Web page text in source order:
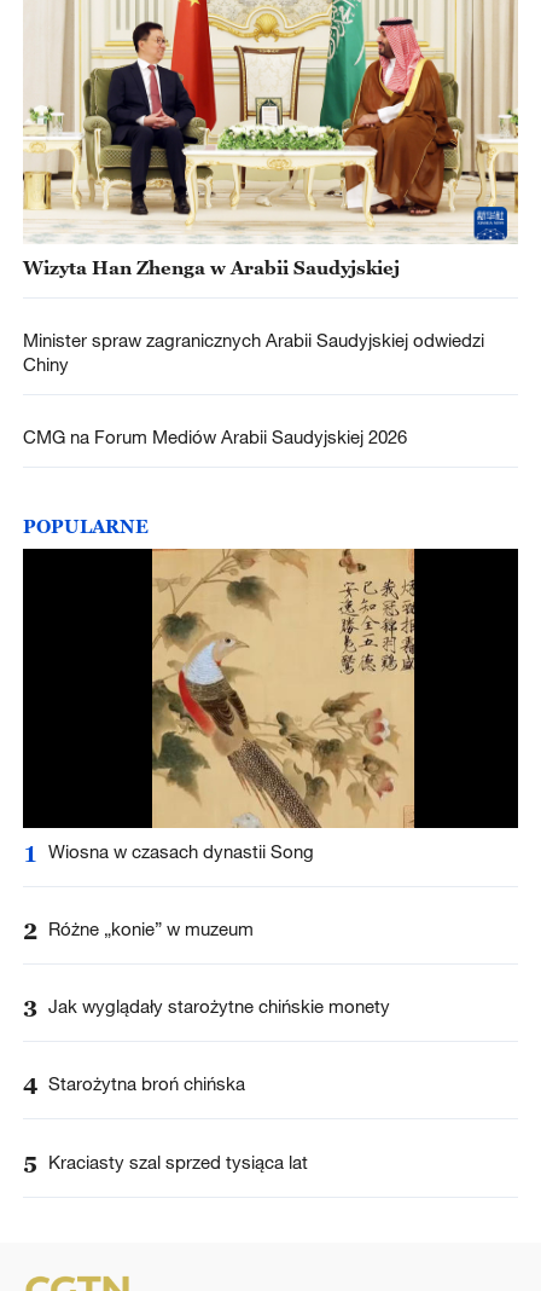
Wizyta Han Zhenga w Arabii Saudyjskiej
Minister spraw zagranicznych Arabii Saudyjskiej odwiedzi
Chiny
CMG na Forum Mediów Arabii Saudyjskiej 2026
POPULARNE
1 Wiosna w czasach dynastii Song
2 Różne „konie” w muzeum
3 Jak wyglądały starożytne chińskie monety
4 Starożytna broń chińska
5 Kraciasty szal sprzed tysiąca lat